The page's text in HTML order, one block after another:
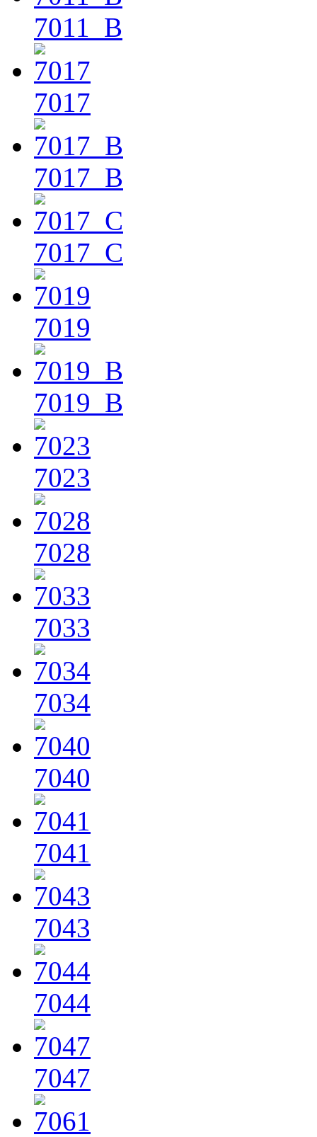
7011_B
7017
7017_B
7017_C
7019
7019_B
7023
7028
7033
7034
7040
7041
7043
7044
7047